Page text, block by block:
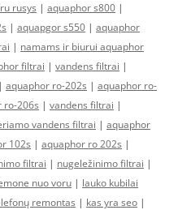
rusys | aquaphor s800 |
| aquapgor s550 | aquaphor
| namams ir biurui aquaphor
filtrai | vandens filtrai |
| aquaphor ro-202s | aquaphor ro-
ro-206s | vandens filtrai |
vandens filtrai | aquaphor
102s | aquaphor ro 202s |
filtrai | nugeležinimo filtrai |
nuo voru | lauko kubilai
remontas | kas yra seo |